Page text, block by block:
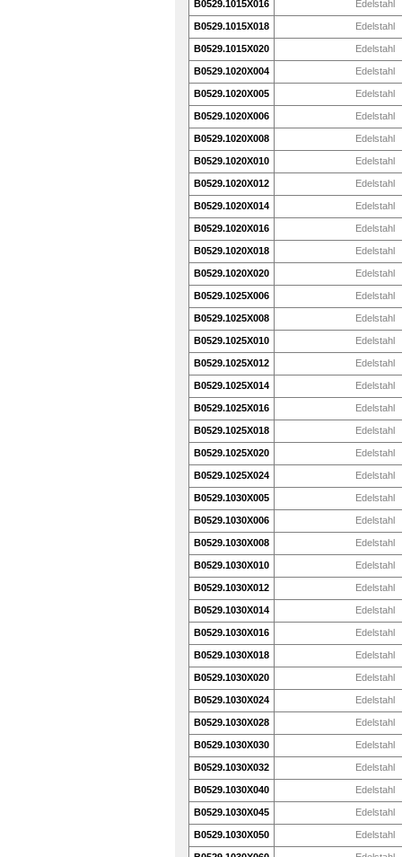
B0529.1015X016 Edelstahl
B0529.1015X018 Edelstahl
B0529.1015X020 Edelstahl
B0529.1020X004 Edelstahl
B0529.1020X005 Edelstahl
B0529.1020X006 Edelstahl
B0529.1020X008 Edelstahl
B0529.1020X010 Edelstahl
B0529.1020X012 Edelstahl
B0529.1020X014 Edelstahl
B0529.1020X016 Edelstahl
B0529.1020X018 Edelstahl
B0529.1020X020 Edelstahl
B0529.1025X006 Edelstahl
B0529.1025X008 Edelstahl
B0529.1025X010 Edelstahl
B0529.1025X012 Edelstahl
B0529.1025X014 Edelstahl
B0529.1025X016 Edelstahl
B0529.1025X018 Edelstahl
B0529.1025X020 Edelstahl
B0529.1025X024 Edelstahl
B0529.1030X005 Edelstahl
B0529.1030X006 Edelstahl
B0529.1030X008 Edelstahl
B0529.1030X010 Edelstahl
B0529.1030X012 Edelstahl
B0529.1030X014 Edelstahl
B0529.1030X016 Edelstahl
B0529.1030X018 Edelstahl
B0529.1030X020 Edelstahl
B0529.1030X024 Edelstahl
B0529.1030X028 Edelstahl
B0529.1030X030 Edelstahl
B0529.1030X032 Edelstahl
B0529.1030X040 Edelstahl
B0529.1030X045 Edelstahl
B0529.1030X050 Edelstahl